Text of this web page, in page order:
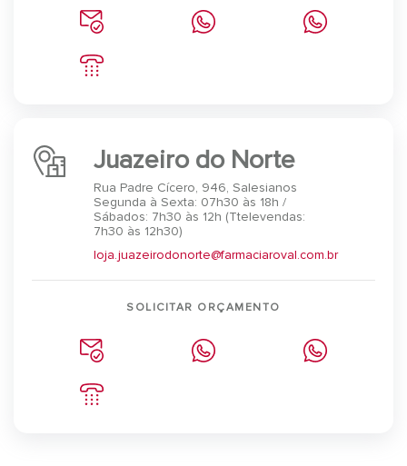
Juazeiro do Norte
Rua Padre Cícero, 946, Salesianos
Segunda à Sexta: 07h30 às 18h /
Sábados: 7h30 às 12h (Ttelevendas:
7h30 às 12h30)
loja.juazeirodonorte@farmaciaroval.com.br
SOLICITAR ORÇAMENTO